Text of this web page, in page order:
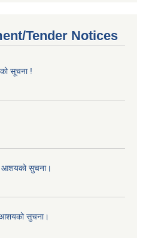
Tender Notices
सूचना !
आशयको सुचना।
आशयको सुचना।